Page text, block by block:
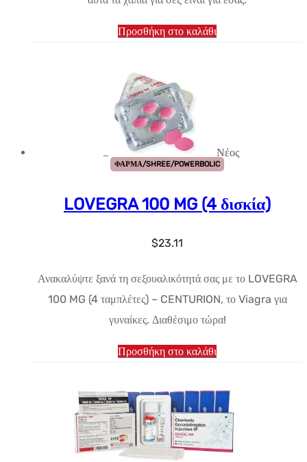
Προσθήκη στο καλάθι
Νέος
ΦΑΡΜΑ/SHREE/POWERBOLIC
LOVEGRA 100 MG (4 δισκία)
$23.11
Ανακαλύψτε ξανά τη σεξουαλικότητά σας με το LOVEGRA
100 MG (4 ταμπλέτες) – CENTURION, το Viagra για
γυναίκες. Διαθέσιμο τώρα!
Προσθήκη στο καλάθι